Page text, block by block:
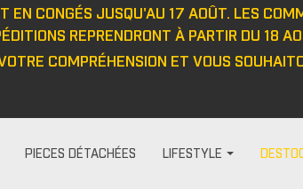
CONGÉS JUSQU'AU 17 AOÛT. LES
REPRENDRONT À PARTIR DU 18
COMPRÉHENSION ET VOUS
PIECES DÉTACHÉES LIFESTYLE